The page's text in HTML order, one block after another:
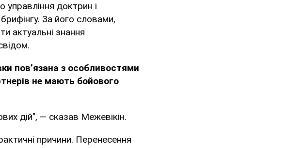
управління доктрин і
За його словами,
актуальні знання
пов’язана з особливостями
не мають бойового
дій", — сказав Межевікін.
причини. Перенесення